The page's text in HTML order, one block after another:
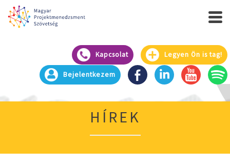
Kapcsolat Legyen Ön is tag!
Bejelentkezem
HÍREK